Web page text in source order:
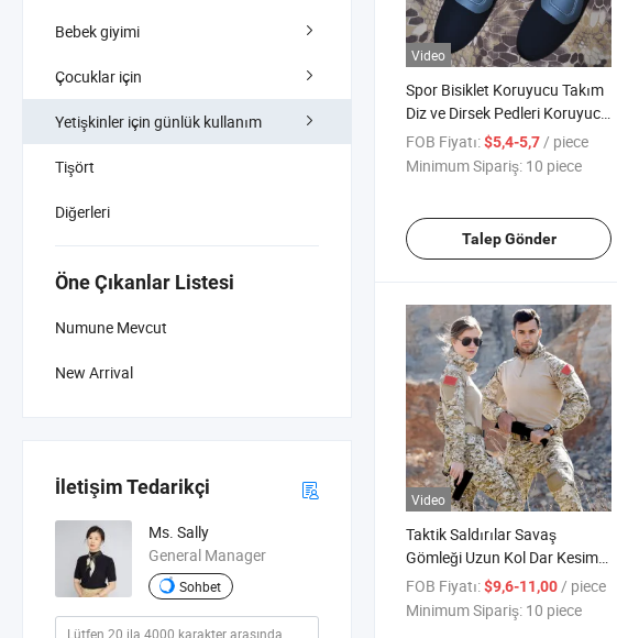
Bebek giyimi
Çocuklar için
Yetişkinler için günlük kullanım
Tişört
Diğerleri
Öne Çıkanlar Listesi
Numune Mevcut
New Arrival
İletişim Tedarikçi
Ms. Sally
General Manager
Sohbet
Video
Spor Bisiklet Koruyucu Takım
Diz ve Dirsek Pedleri Koruyucu
Diz Destek Güçleri Diz
Koruyucu
FOB Fiyatı:$5,4-5,7/ piece
Minimum Sipariş: 10 piece
Talep Gönder
Video
Taktik Saldırılar Savaş
Gömleği Uzun Kol Dar Kesim
1/4 Fermuarlı Kamuflaj Tişört
Cp Taktik Eğitim Takımı
FOB Fiyatı:$9,6-11,00 / piece
Minimum Sipariş: 10 piece